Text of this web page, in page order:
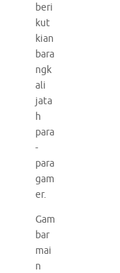
beri
kut
kian
bara
ngk
ali
jata
h
para
-
para
gam
er.
Gam
bar
mai
n